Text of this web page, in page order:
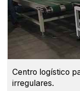
Centro logístico
irregulares.